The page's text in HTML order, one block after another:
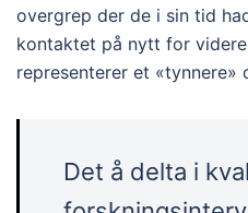
overgrep der de i sin tid
kontaktet på nytt for
representerer et «tynnere»
Det å delta i